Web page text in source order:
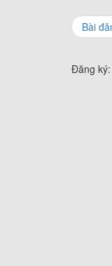
Bài
Đăng ký: